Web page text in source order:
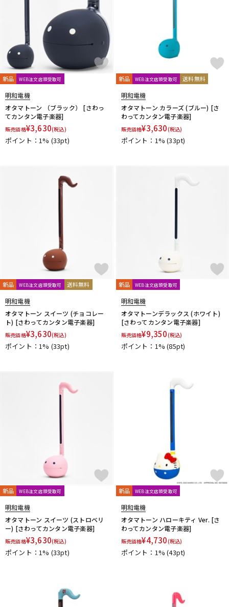
新品 WEB注文店頭受取可
明和電機
オタマトーン （ブラック） [さわっ
てカンタン電子楽器]
販売価格¥3,630(税込)
ポイント：1% (33pt)
新品 WEB注文店頭受取可 送料無料
明和電機
オタマトーン カラーズ (ブルー) [さ
わってカンタン電子楽器]
販売価格¥3,630(税込)
ポイント：1%(33pt)
新品 WEB注文店頭受取可 送料無料
明和電機
オタマトーン スイーツ (チョコレー
ト) [さわってカンタン電子楽器]
販売価格¥3,630(税込)
ポイント：1% (33pt)
新品 WEB注文店頭受取可
明和電機
オタマトーンデラックス (ホワイト)
[さわってカンタン電子楽器]
販売価格¥9,350(税込)
ポイント：1%(85pt)
新品 WEB注文店頭受取可
明和電機
オタマトーン スイーツ (ストロベリ
ー) [さわってカンタン電子楽器]
販売価格¥3,630(税込)
ポイント：1% (33pt)
新品 WEB注文店頭受取可
明和電機
オタマトーン ハローキティ Ver. [さ
わってカンタン電子楽器]
販売価格¥4,730(税込)
ポイント：1%(43pt)